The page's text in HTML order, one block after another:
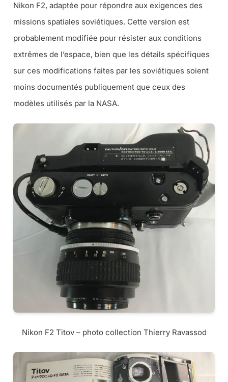
Nikon F2, adaptée pour répondre aux exigences des
missions spatiales soviétiques. Cette version est
probablement modifiée pour résister aux conditions
extrêmes de l’espace, bien que les détails spécifiques
sur ces modifications faites par les soviétiques soient
moins documentés publiquement que ceux des
modèles utilisés par la NASA.
Nikon F2 Titov – photo collection Thierry Ravassod